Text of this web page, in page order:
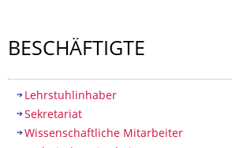
BESCHÄFTIGTE
Inhaltsverzeichnis
Lehrstuhlinhaber
Sekretariat
Wissenschaftliche Mitarbeiter